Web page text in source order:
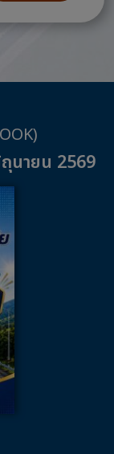
นายน 2569